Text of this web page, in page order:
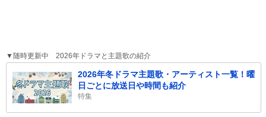
▼随時更新中 2026年ドラマと主題歌の紹介
2026年冬ドラマ主題歌・アーティスト一覧！曜
日ごとに放送日や時間も紹介
特集